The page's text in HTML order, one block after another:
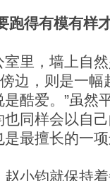
跑得有模有样
，墙上自然
边，则是一
酷爱。”虽然
同样会以自
最擅长的一
钧就保持着